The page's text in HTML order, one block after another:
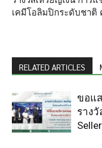
เคมีโอลิมปิกระดับชาติ
RELATED ARTICLES
ขอแ
ราง